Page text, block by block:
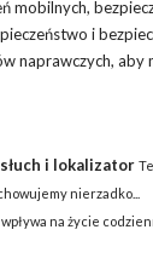
mobilnych,
i
aby
i lokalizator
nierzadko...
na życie